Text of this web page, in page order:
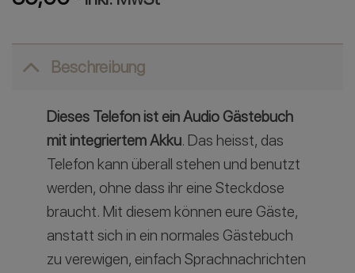
Beschreibung
Dieses Telefon ist ein Audio Gästebuch
mit integriertem Akku. Das heisst, das
Telefon kann überall stehen und benutzt
werden, ohne dass ihr eine Steckdose
braucht. Mit diesem können eure Gäste,
anstatt sich in ein normales Gästebuch
zu verewigen, einfach Sprachnachrichten